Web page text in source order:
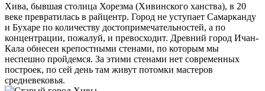
Хива, бывшая столица Хорезма (Хивинского ханства), в 20
веке превратилась в райцентр. Город не уступает Самарканду
и Бухаре по количеству достопримечательностей, а по
концентрации, пожалуй, и превосходит. Древний город Ичан-
Кала обнесен крепостными стенами, по которым мы
неспешно пройдемся. За этими стенами нет современных
построек, по сей день там живут потомки мастеров
средневековья.